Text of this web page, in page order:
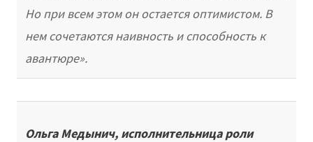
Но при всем этом он остается оптимистом. В
нем сочетаются наивность и способность к
авантюре».
Ольга Медынич, исполнительница роли